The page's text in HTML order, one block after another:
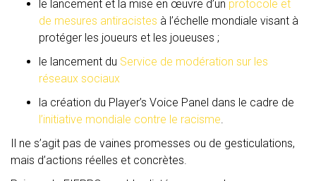
le lancement et la mise en œuvre d’un protocole et
de mesures antiracistes à l’échelle mondiale visant à
protéger les joueurs et les joueuses ;
le lancement du Service de modération sur les
réseaux sociaux
la création du Player’s Voice Panel dans le cadre de
l’initiative mondiale contre le racisme.
Il ne s’agit pas de vaines promesses ou de gesticulations,
mais d’actions réelles et concrètes.